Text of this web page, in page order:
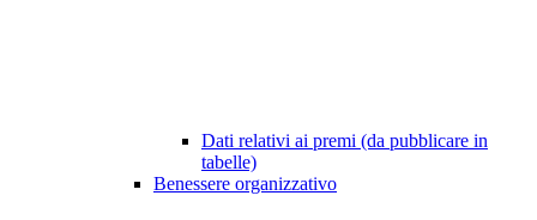
Dati relativi ai premi (da pubblicare in
tabelle)
Benessere organizzativo